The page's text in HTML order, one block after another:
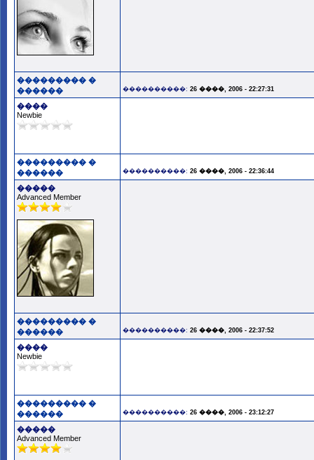
��������� �
������
����������: 26 ����, 2006 - 22:27:31
����
Newbie
��������� �
������
����������: 26 ����, 2006 - 22:36:44
�����
Advanced Member
��������� �
������
����������: 26 ����, 2006 - 22:37:52
����
Newbie
��������� �
������
����������: 26 ����, 2006 - 23:12:27
�����
Advanced Member